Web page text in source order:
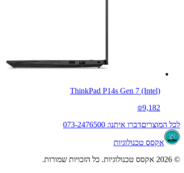
ThinkPad P14s Gen 7 (Intel)
₪9,182
לכל המוצריםדברו איתנו: 073-2476500
אקסס טכנולוגיות
© 2026 אקסס טכנולוגיות. כל הזכויות שמורות.